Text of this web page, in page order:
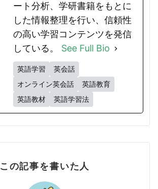
ート分析、学研書籍をもとに
した情報整理を行い、信頼性
の高い学習コンテンツを発信
している。 See Full Bio
英語学習
英会話
オンライン英会話
英語教育
英語教材
英語学習法
この記事を書いた人